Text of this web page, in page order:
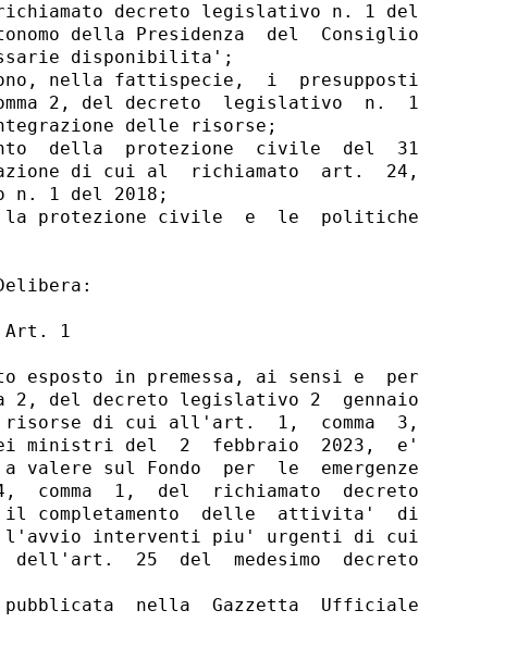
decreto legislativo n. 1 del
della Presidenza  del  Consiglio
disponibilita';
nella fattispecie,  i  presupposti
2, del decreto  legislativo  n.  1
delle risorse;
della  protezione  civile  del  31
di cui al  richiamato  art.  24,
n. 1 del 2018;
protezione civile  e  le  politiche
Art. 1
esposto in premessa, ai sensi e  per
del decreto legislativo 2  gennaio
risorse di cui all'art.  1,  comma  3,
ministri del  2  febbraio  2023,  e'
valere sul Fondo  per  le  emergenze
1,  del  richiamato  decreto
completamento  delle  attivita'  di
interventi piu' urgenti di cui
25  del  medesimo  decreto
nella  Gazzetta  Ufficiale